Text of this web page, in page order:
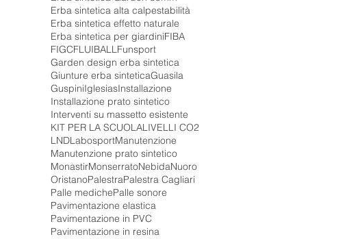
Erba sintetica alta calpestabilità
Erba sintetica effetto naturale
Erba sintetica per giardiniFIBA
FIGCFLUIBALLFunsport
Garden design erba sintetica
Giunture erba sinteticaGuasila
GuspiniIglesiasInstallazione
Installazione prato sintetico
Interventi su massetto esistente
KIT PER LA SCUOLALIVELLI CO2
LNDLabosportManutenzione
Manutenzione prato sintetico
MonastirMonserratoNebidaNuoro
OristanoPalestraPalestra Cagliari
Palle medichePalle sonore
Pavimentazione elastica
Pavimentazione in PVC
Pavimentazione in resina